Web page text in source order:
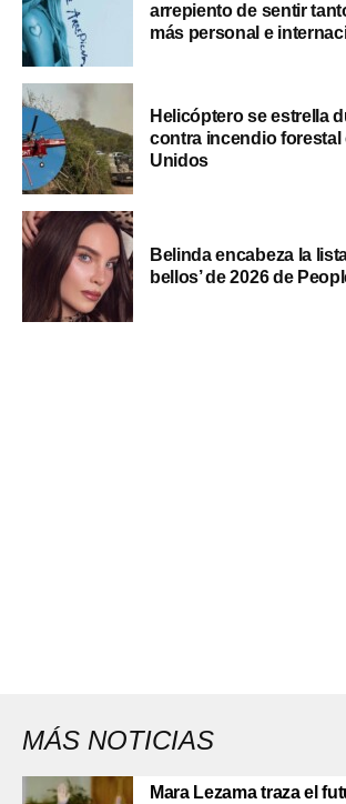
arrepiento de sentir
más personal e
Helicóptero se estrella
contra incendio forestal
Unidos
Belinda encabeza la
bellos’ de 2026 de
MÁS NOTICIAS
Mara Lezama traza el